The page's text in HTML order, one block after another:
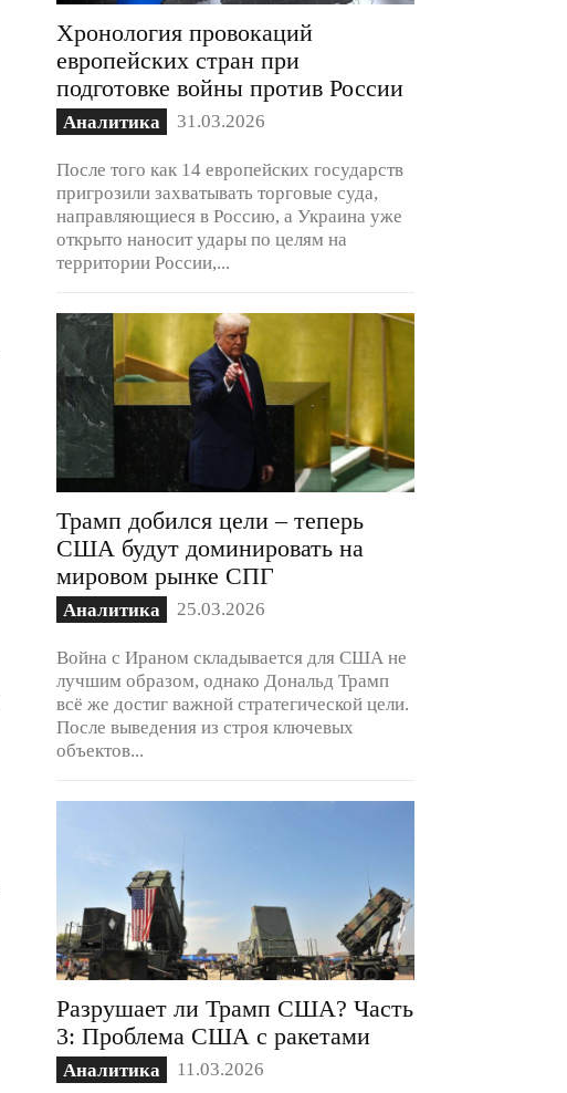
Хронология провокаций
европейских стран при
подготовке войны против России
Аналитика 31.03.2026
После того как 14 европейских государств
пригрозили захватывать торговые суда,
направляющиеся в Россию, а Украина уже
открыто наносит удары по целям на
территории России,...
Трамп добился цели – теперь
США будут доминировать на
мировом рынке СПГ
Аналитика 25.03.2026
Война с Ираном складывается для США не
лучшим образом, однако Дональд Трамп
всё же достиг важной стратегической цели.
После выведения из строя ключевых
объектов...
Разрушает ли Трамп США? Часть
3: Проблема США с ракетами
Аналитика 11.03.2026